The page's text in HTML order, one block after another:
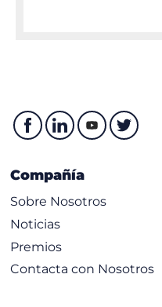
Compañía
Sobre Nosotros
Noticias
Premios
Contacta con Nosotros